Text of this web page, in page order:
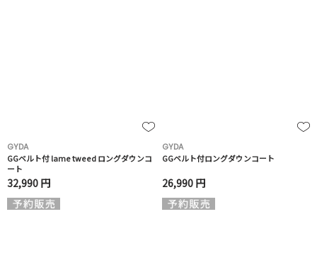
GYDA
GGベルト付 lame tweed ロングダウンコ
ート
32,990 円
GYDA
GGベルト付ロングダウンコート
26,990 円